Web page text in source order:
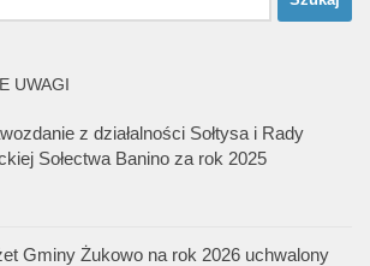
UWAGI
z działalności Sołtysa i Rady
Sołectwa Banino za rok 2025
Gminy Żukowo na rok 2026 uchwalony